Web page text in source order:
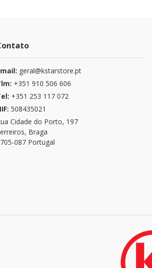
geral@kstarstore.pt
+351 910 506 606
+351 253 117 072
508435021
Cidade do Porto, 197
Braga
087 Portugal